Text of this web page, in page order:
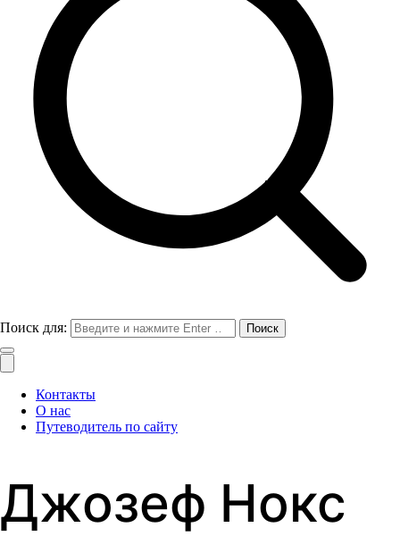
Поиск для:
Контакты
О нас
Путеводитель по сайту
Джозеф Нокс